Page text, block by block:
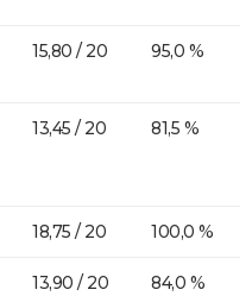
15,80 / 20 95,0 %
13,45 / 20 81,5 %
18,75 / 20 100,0 %
13,90 / 20 84,0 %